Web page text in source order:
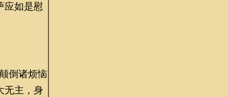
应如是慰
倒诸烦恼
无主，身